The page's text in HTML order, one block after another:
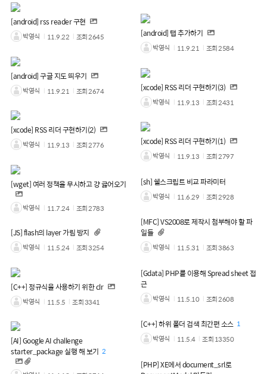
[android] rss reader 구현
박영식 11.9.22 조회2645 [android] 탭 추가하기
박영식 11.9.21 조회2584
[android] 구글 지도 띄우기
박영식 11.9.21 조회2674 [xcode] RSS 리더 구현하기(3)
박영식 11.9.13 조회2431
[xcode] RSS 리더 구현하기(2)
박영식 11.9.13 조회2776 [xcode] RSS 리더 구현하기(1)
박영식 11.9.13 조회2797
[wget] 여러 정책을 무시하고 걍 긇어오기
박영식 11.7.24 조회2783
[sh] 쉘스크립트 비교 파라미터
박영식 11.6.29 조회2928
[MFC] VS2008로 제작시 첨부해야 할 파
일들
박영식 11.5.31 조회3863
[JS] flash의 layer 가림 방지
박영식 11.5.24 조회3254
[Gdata] PHP를 이용해 Spread sheet 접
근
박영식 11.5.10 조회2608
[C++] 정규식을 사용하기 위한 clr
박영식 11.5.5 조회3341
[C++] 하위 폴더 검색 최간편 소스 1
박영식
11.5.4 조회13350
[AI] Google AI challenge
starter_package 실행 해 보기 2
[PHP] XE에서 document_srl로